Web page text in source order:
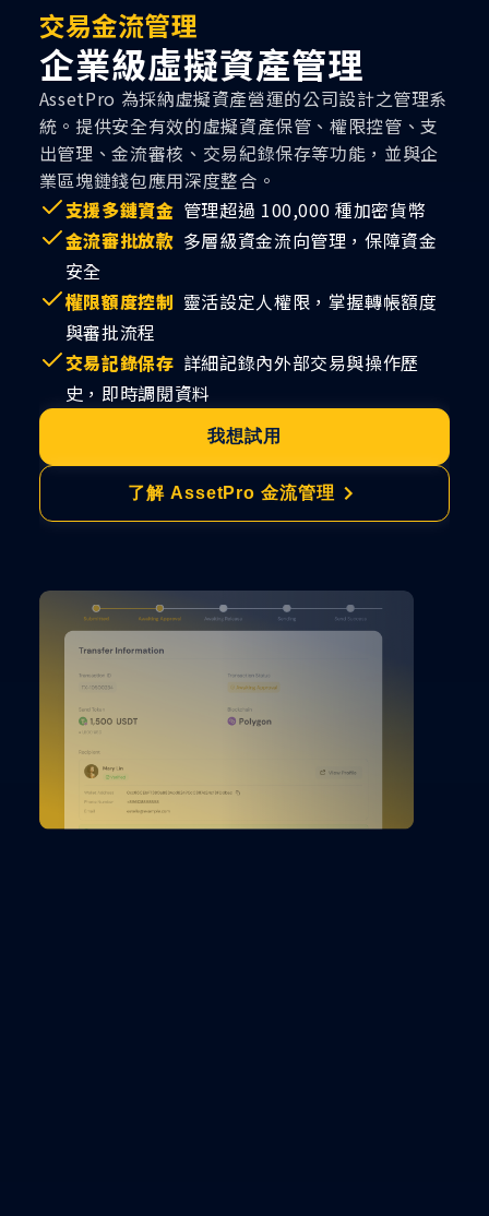
交易金流管理
企業級虛擬資產管理
AssetPro 為採納虛擬資產營運的公司設計之管理系
統。提供安全有效的虛擬資產保管、權限控管、支
出管理、金流審核、交易紀錄保存等功能，並與企
業區塊鏈錢包應用深度整合。
支援多鏈資金 管理超過 100,000 種加密貨幣
金流審批放款 多層級資金流向管理，保障資金
安全
權限額度控制 靈活設定人權限，掌握轉帳額度
與審批流程
交易記錄保存 詳細記錄內外部交易與操作歷
史，即時調閱資料
我想試用
了解 AssetPro 金流管理